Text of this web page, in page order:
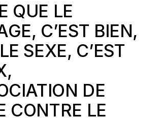
QUE LE
C’EST BIEN,
SEXE, C’EST
DE
CONTRE LE